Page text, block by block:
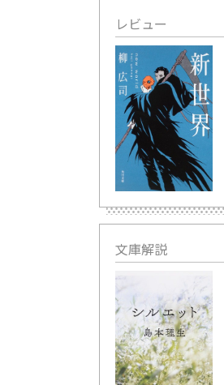
レビュー
文庫解説